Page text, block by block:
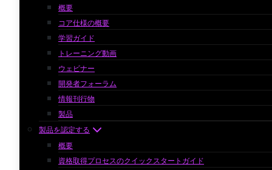
概要
コア仕様の概要
学習ガイド
トレーニング動画
ウェビナー
開発者フォーラム
情報刊行物
製品
製品を認定する
概要
資格取得プロセスのクイックスタートガイド